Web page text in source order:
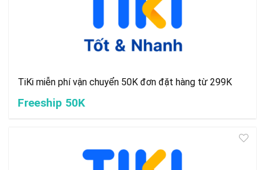
TiKi miễn phí vận chuyển 50K đơn đặt hàng từ 299K
Freeship 50K